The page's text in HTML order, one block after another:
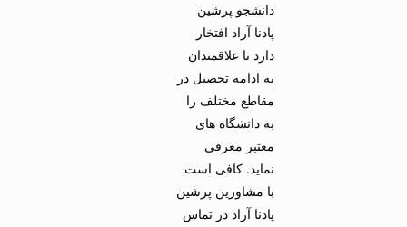
دانشجو پرشین
پادنا آراد افتخار
دارد تا علاقمندان
به ادامه تحصیل در
مقاطع مختلف را
به دانشگاه های
معتبر معرفی
نماید. کافی است
با مشاورین پرشین
پادنا آراد در تماس